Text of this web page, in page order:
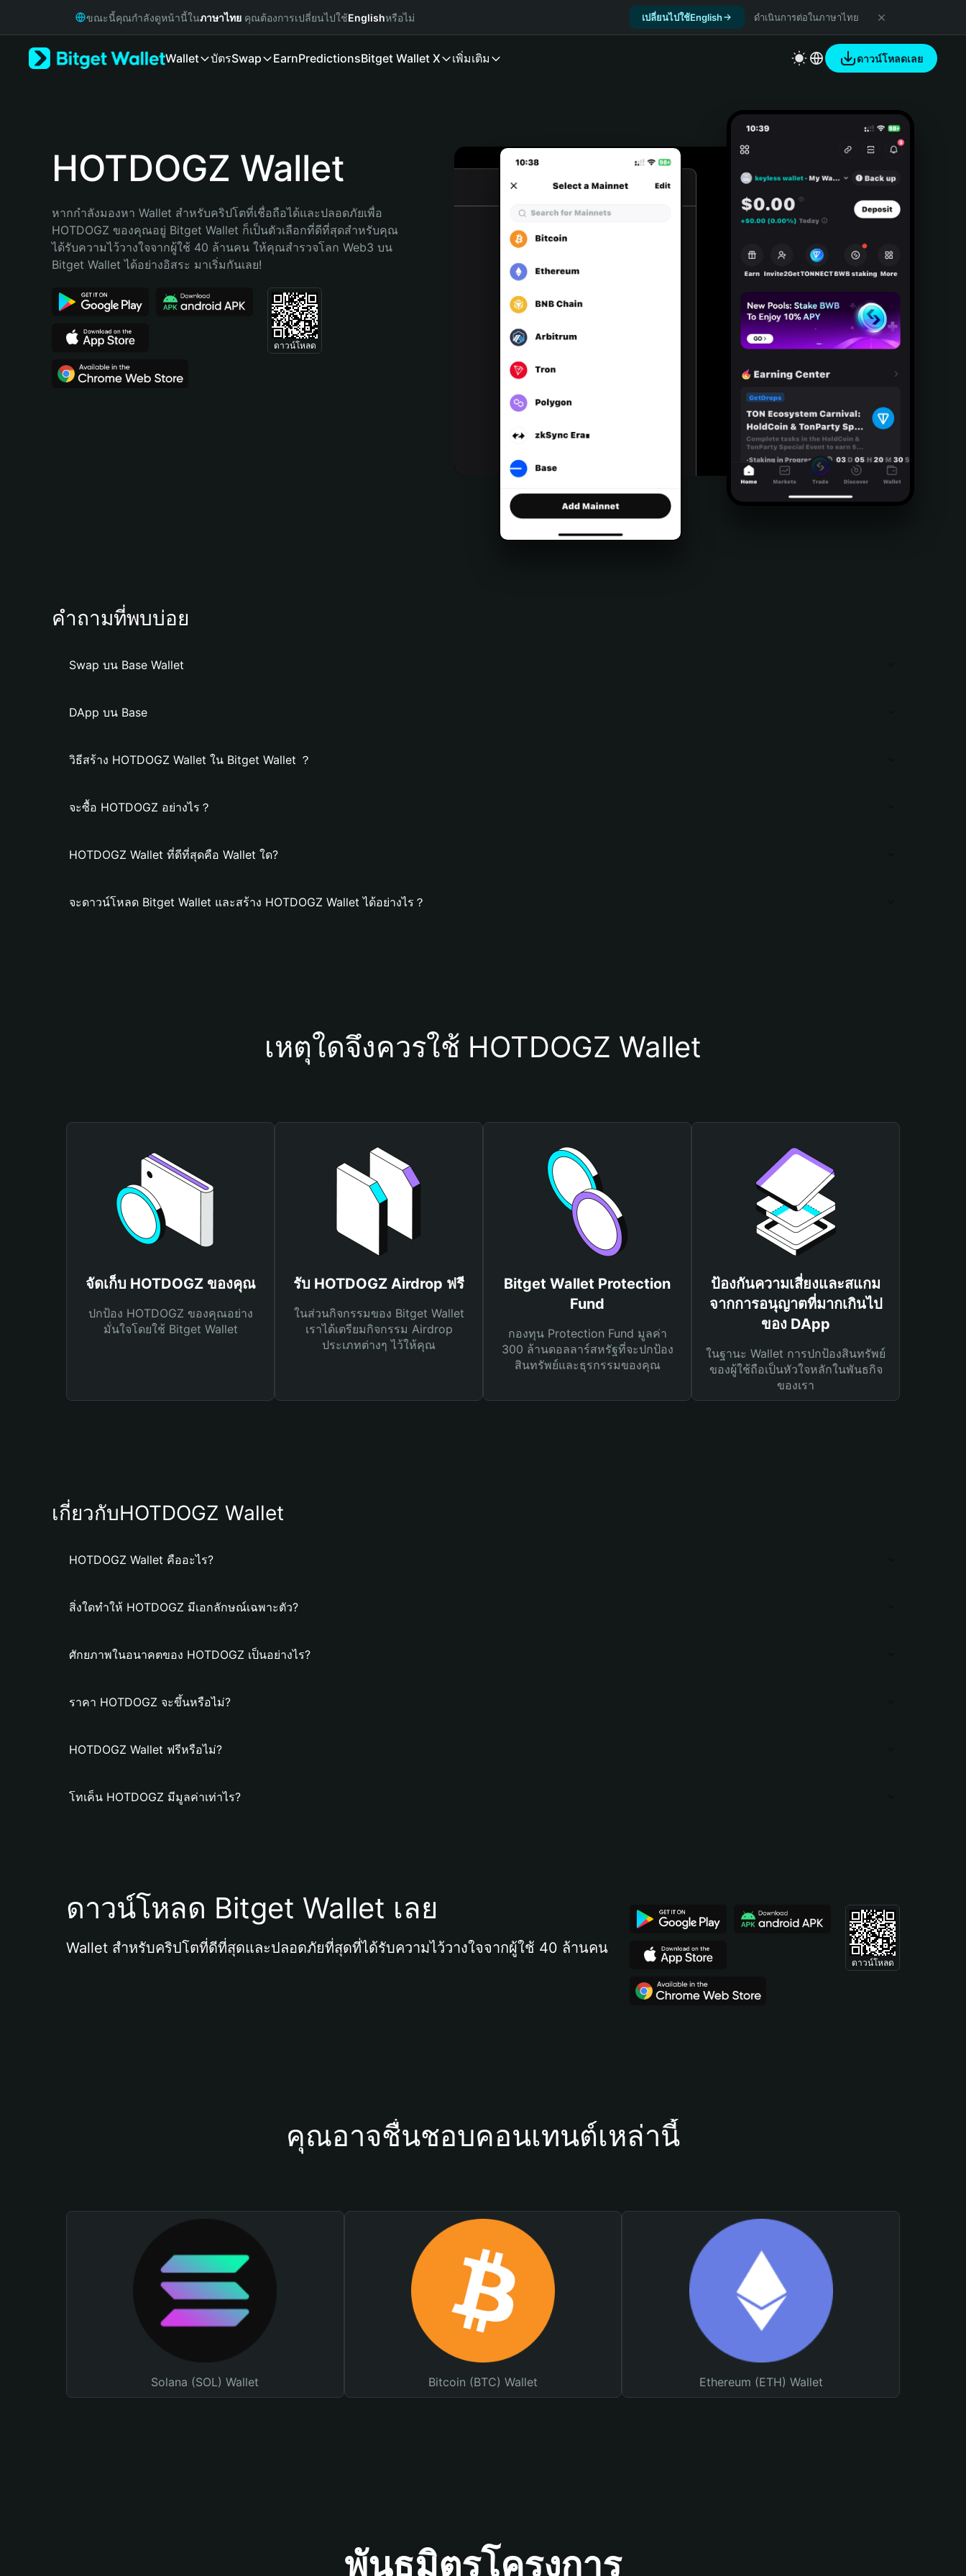
Русский
Bahasa Indonesia
Português (Brasil)
ขณะนี้คุณกำลังดูหน้านี้ในภาษาไทย คุณต้องการเปลี่ยนไปใช้Englishหรือไม่ เปลี่ยนไปใช้English ดำเนินการต่อในภาษาไทย
Wallet บัตรSwap EarnPredictionsBitget Wallet X เพิ่มเติม ดาวน์โหลดเลย
HOTDOGZ Wallet
หากกำลังมองหา Wallet สำหรับคริปโตที่เชื่อถือได้และปลอดภัยเพื่อ
HOTDOGZ ของคุณอยู่ Bitget Wallet ก็เป็นตัวเลือกที่ดีที่สุดสำหรับคุณ
ได้รับความไว้วางใจจากผู้ใช้ 40 ล้านคน ให้คุณสำรวจโลก Web3 บน
Bitget Wallet ได้อย่างอิสระ มาเริ่มกันเลย!
ดาวน์โหลด
คำถามที่พบบ่อย
Swap บน Base Wallet
DApp บน Base
วิธีสร้าง HOTDOGZ Wallet ใน Bitget Wallet ？
จะซื้อ HOTDOGZ อย่างไร？
HOTDOGZ Wallet ที่ดีที่สุดคือ Wallet ใด?
จะดาวน์โหลด Bitget Wallet และสร้าง HOTDOGZ Wallet ได้อย่างไร？
เหตุใดจึงควรใช้ HOTDOGZ Wallet
จัดเก็บ HOTDOGZ ของคุณ
ปกป้อง HOTDOGZ ของคุณอย่าง
มั่นใจโดยใช้ Bitget Wallet
รับ HOTDOGZ Airdrop ฟรี
ในส่วนกิจกรรมของ Bitget Wallet
เราได้เตรียมกิจกรรม Airdrop
ประเภทต่างๆ ไว้ให้คุณ
Bitget Wallet Protection
Fund
กองทุน Protection Fund มูลค่า
300 ล้านดอลลาร์สหรัฐที่จะปกป้อง
สินทรัพย์และธุรกรรมของคุณ
ป้องกันความเสี่ยงและสแกม
จากการอนุญาตที่มากเกินไป
ของ DApp
ในฐานะ Wallet การปกป้องสินทรัพย์
ของผู้ใช้ถือเป็นหัวใจหลักในพันธกิจ
ของเรา
เกี่ยวกับHOTDOGZ Wallet
HOTDOGZ Wallet คืออะไร?
สิ่งใดทำให้ HOTDOGZ มีเอกลักษณ์เฉพาะตัว?
ศักยภาพในอนาคตของ HOTDOGZ เป็นอย่างไร?
ราคา HOTDOGZ จะขึ้นหรือไม่?
HOTDOGZ Wallet ฟรีหรือไม่?
โทเค็น HOTDOGZ มีมูลค่าเท่าไร?
ดาวน์โหลด Bitget Wallet เลย
Wallet สำหรับคริปโตที่ดีที่สุดและปลอดภัยที่สุดที่ได้รับความไว้วางใจจากผู้ใช้ 40 ล้านคน
ดาวน์โหลด
คุณอาจชื่นชอบคอนเทนต์เหล่านี้
Solana (SOL) Wallet Bitcoin (BTC) Wallet Ethereum (ETH) Wallet
พันธมิตรโครงการ